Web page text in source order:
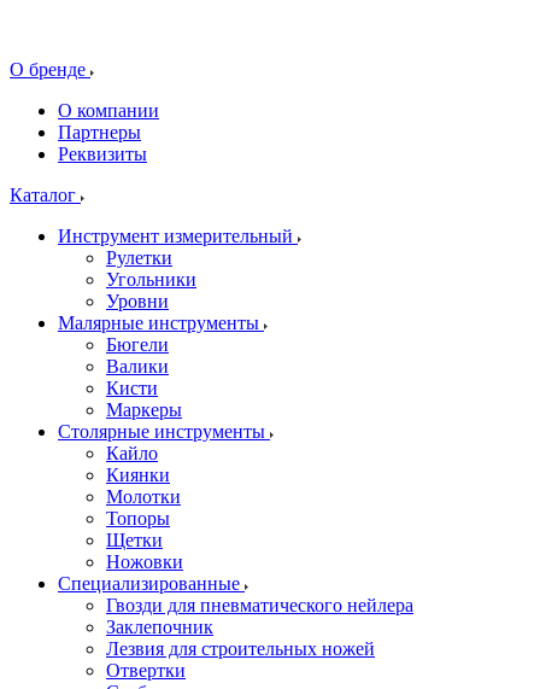
О бренде
О компании
Партнеры
Реквизиты
Каталог
Инструмент измерительный
Рулетки
Угольники
Уровни
Малярные инструменты
Бюгели
Валики
Кисти
Маркеры
Столярные инструменты
Кайло
Киянки
Молотки
Топоры
Щетки
Ножовки
Специализированные
Гвозди для пневматического нейлера
Заклепочник
Лезвия для строительных ножей
Отвертки